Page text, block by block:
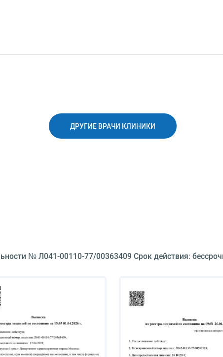
ДРУГИЕ ВРАЧИ КЛИНИКИ
№ Л041-00110-77/00363409 Срок действия: